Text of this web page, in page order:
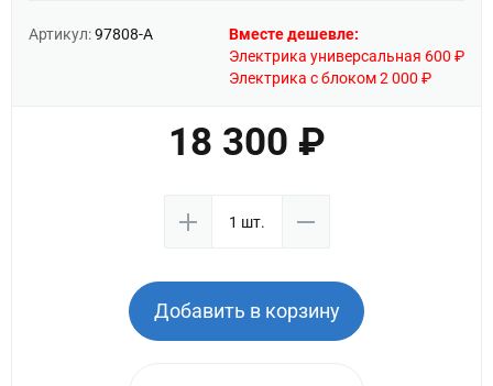
Артикул:97808-A
Вместе дешевле:
Электрика универсальная 600 ₽
Электрика с блоком 2 000 ₽
18 300 ₽
Добавить в корзину